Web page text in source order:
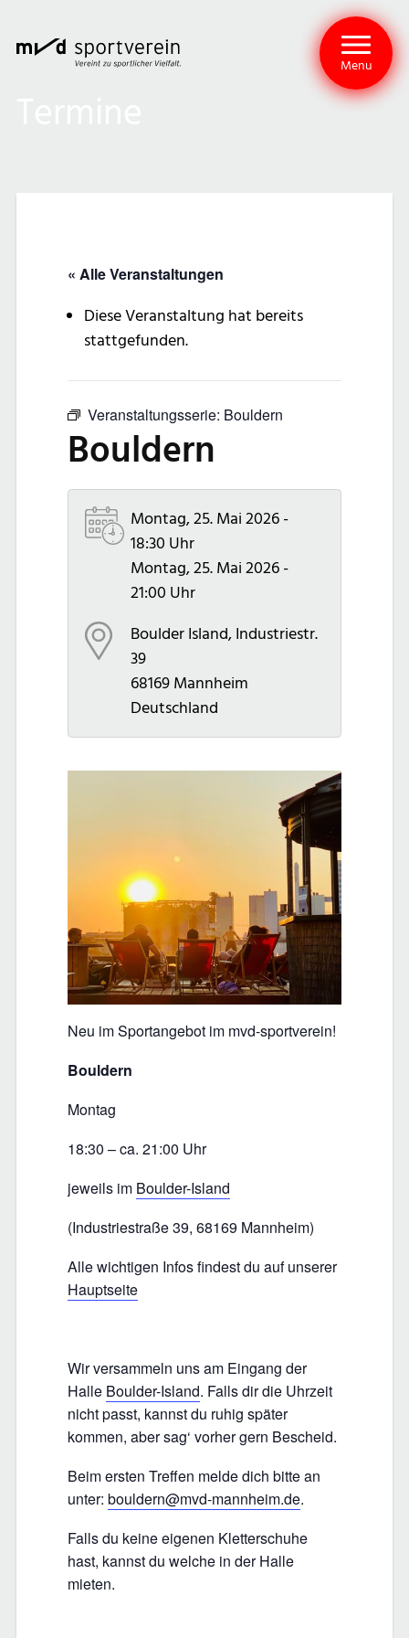
Menu
« Alle Veranstaltungen
Diese Veranstaltung hat bereits
stattgefunden.
Veranstaltungsserie: Bouldern
Bouldern
Montag, 25. Mai 2026 -
18:30 Uhr
Montag, 25. Mai 2026 -
21:00 Uhr
Boulder Island, Industriestr.
39
68169 Mannheim
Deutschland
Neu im Sportangebot im mvd-sportverein!
Bouldern
Montag
18:30 – ca. 21:00 Uhr
jeweils im Boulder-Island
(Industriestraße 39, 68169 Mannheim)
Alle wichtigen Infos findest du auf unserer
Hauptseite
Wir versammeln uns am Eingang der
Halle Boulder-Island. Falls dir die Uhrzeit
nicht passt, kannst du ruhig später
kommen, aber sag‘ vorher gern Bescheid.
Beim ersten Treffen melde dich bitte an
unter: bouldern@mvd-mannheim.de.
Falls du keine eigenen Kletterschuhe
hast, kannst du welche in der Halle
mieten.